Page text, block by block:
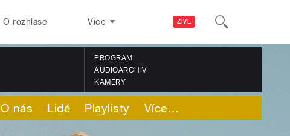
ŽIVĚ
O rozhlase Více
PROGRAM
AUDIOARCHIV
KAMERY
O nás Lidé Playlisty Více…